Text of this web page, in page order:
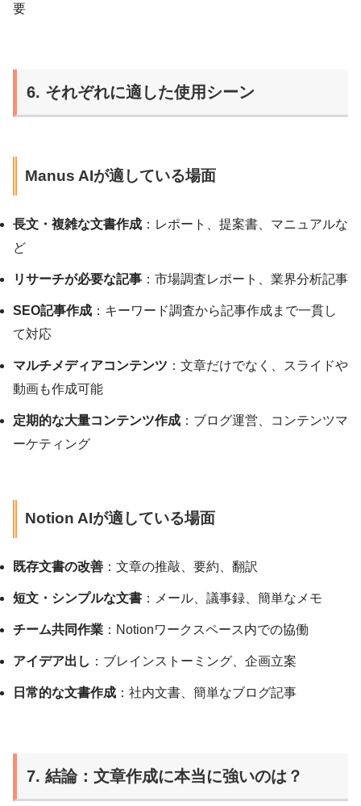
要
6. それぞれに適した使用シーン
Manus AIが適している場面
長文・複雑な文書作成 ：レポート、提案書、マニュアルな
ど
リサーチが必要な記事 ：市場調査レポート、業界分析記事
SEO記事作成 ：キーワード調査から記事作成まで一貫し
て対応
マルチメディアコンテンツ ：文章だけでなく、スライドや
動画も作成可能
定期的な大量コンテンツ作成 ：ブログ運営、コンテンツマ
ーケティング
Notion AIが適している場面
既存文書の改善 ：文章の推敲、要約、翻訳
短文・シンプルな文書 ：メール、議事録、簡単なメモ
チーム共同作業 ：Notionワークスペース内での協働
アイデア出し ：ブレインストーミング、企画立案
日常的な文書作成 ：社内文書、簡単なブログ記事
7. 結論：文章作成に本当に強いのは？